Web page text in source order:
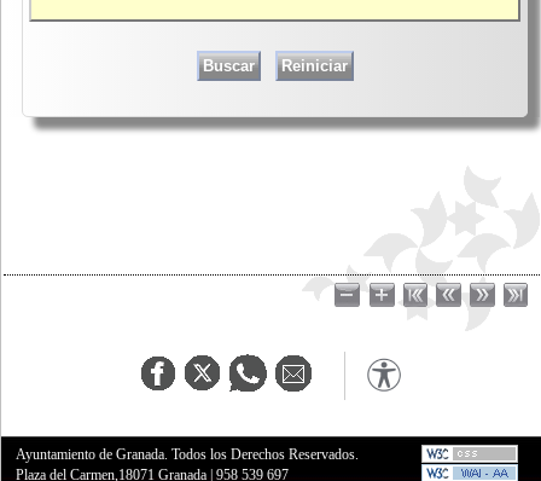
Ayuntamiento de Granada. Todos los Derechos Reservados.
Plaza del Carmen,18071 Granada |958 539 697